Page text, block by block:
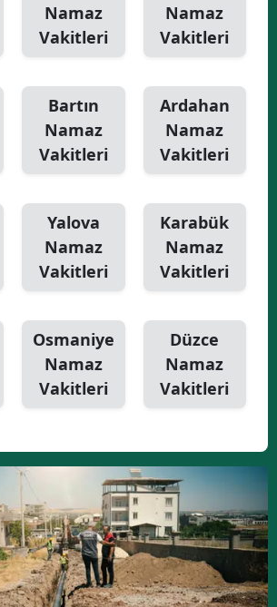
Namaz
Vakitleri
Namaz
Vakitleri
Bartın
Namaz
Vakitleri
Ardahan
Namaz
Vakitleri
Yalova
Namaz
Vakitleri
Karabük
Namaz
Vakitleri
Osmaniye
Namaz
Vakitleri
Düzce
Namaz
Vakitleri